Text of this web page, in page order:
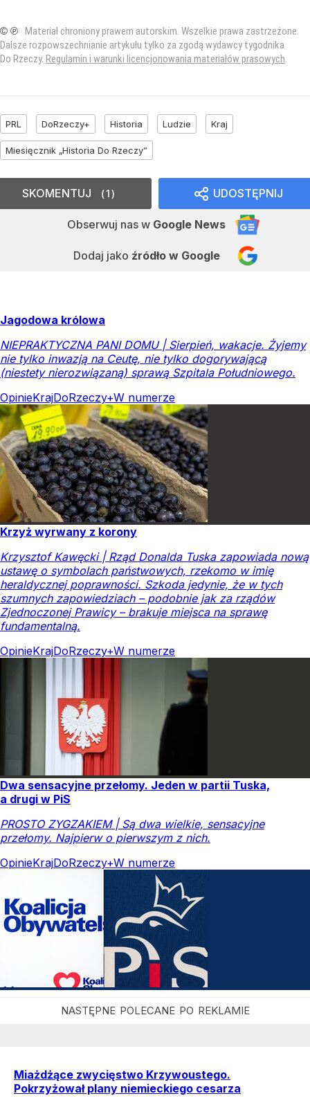
© ℗ Materiał chroniony prawem autorskim. Wszelkie prawa zastrzeżone.
Dalsze rozpowszechnianie artykułu tylko za zgodą wydawcy tygodnika
Do Rzeczy. Regulamin i warunki licencjonowania materiałów prasowych.
PRL DoRzeczy+ Historia Ludzie Kraj
Miesięcznik „Historia Do Rzeczy”
UDOSTĘPNIJ
Obserwuj nas w Google News
Dodaj jako źródło w Google
SKOMENTUJ 1
Jagodowa królowa
NIEPRAKTYCZNA PANI DOMU | Sierpień, wakacje. Żyjemy
nie tylko inwazją na Ceutę, nie tylko dogorywającą
(niestety nierozwiązaną) sprawą Szpitala Południowego.
OpinieKrajDoRzeczy+W numerze
Krzyż wyrwany z korony
Krzysztof Kawęcki | Rząd Donalda Tuska zapowiada nową
ustawę o symbolach państwowych, rzekomo w imię
heraldycznej poprawności. Szkoda jedynie, że w tych
szumnych zapowiedziach – podobnie jak za rządów
Zjednoczonej Prawicy – brakuje miejsca na sprawę
fundamentalną.
OpinieKrajDoRzeczy+W numerze
Dwa sensacyjne przełomy. Jeden w partii Tuska,
a drugi w PiS
PROSTO ZYGZAKIEM | Są dwa wielkie, sensacyjne
przełomy. Najpierw o pierwszym z nich.
OpinieKrajDoRzeczy+W numerze
Miażdżące zwycięstwo Krzywoustego.
Pokrzyżował plany niemieckiego cesarza